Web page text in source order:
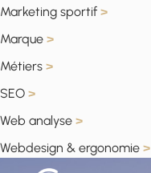
Marketing sportif >
Marque >
Métiers >
SEO >
Web analyse >
Webdesign & ergonomie >